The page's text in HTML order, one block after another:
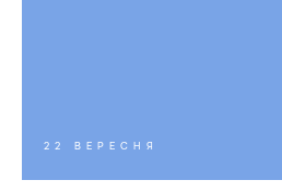
22 ВЕРЕСНЯ